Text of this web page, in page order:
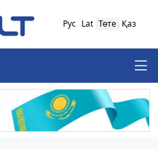
Қаз
Төте
Lat
Рус